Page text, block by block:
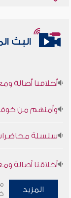
البث
أخلاقنا أصالة
وأمنهم من خوف
سلسلة محاضرات
أخلاقنا أصالة
وأمنهم من خوف
المزيد